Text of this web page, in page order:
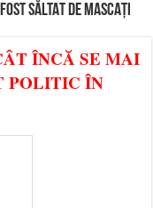
SĂLTAT DE MASCAȚI
ÎNCĂ SE MAI
POLITIC ÎN